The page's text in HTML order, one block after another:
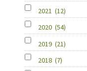
2021 (12)
2020 (54)
2019 (21)
2018 (7)